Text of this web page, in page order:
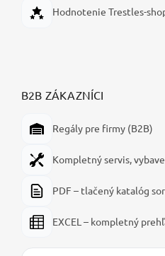
Hodnotenie Trestles-
B2B ZÁKAZNÍCI
Regály pre firmy (B2B)
Kompletný servis,
PDF – tlačený katalóg
EXCEL – kompletný